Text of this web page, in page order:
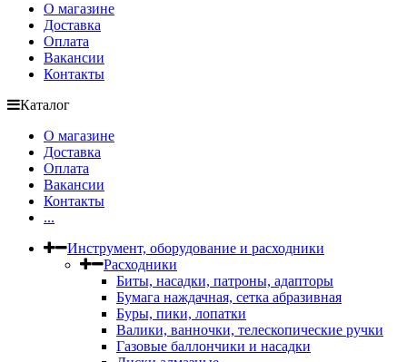
О магазине
Доставка
Оплата
Вакансии
Контакты
Каталог
О магазине
Доставка
Оплата
Вакансии
Контакты
...
Инструмент, оборудование и расходники
Расходники
Биты, насадки, патроны, адапторы
Бумага наждачная, сетка абразивная
Буры, пики, лопатки
Валики, ванночки, телескопические ручки
Газовые баллончики и насадки